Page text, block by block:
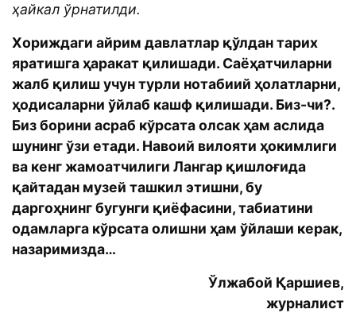
ҳайкал ўрнатилди.
Хориждаги айрим давлатлар қўлдан тарих
яратишга ҳаракат қилишади. Саёҳатчиларни
жалб қилиш учун турли нотабиий ҳолатларни,
ҳодисаларни ўйлаб кашф қилишади. Биз-чи?.
Биз борини асраб кўрсата олсак ҳам аслида
шунинг ўзи етади. Навоий вилояти ҳокимлиги
ва кенг жамоатчилиги Лангар қишлоғида
қайтадан музей ташкил этишни, бу
даргоҳнинг бугунги қиёфасини, табиатини
одамларга кўрсата олишни ҳам ўйлаши керак,
назаримизда…
Ўлжабой Қаршиев,
журналист